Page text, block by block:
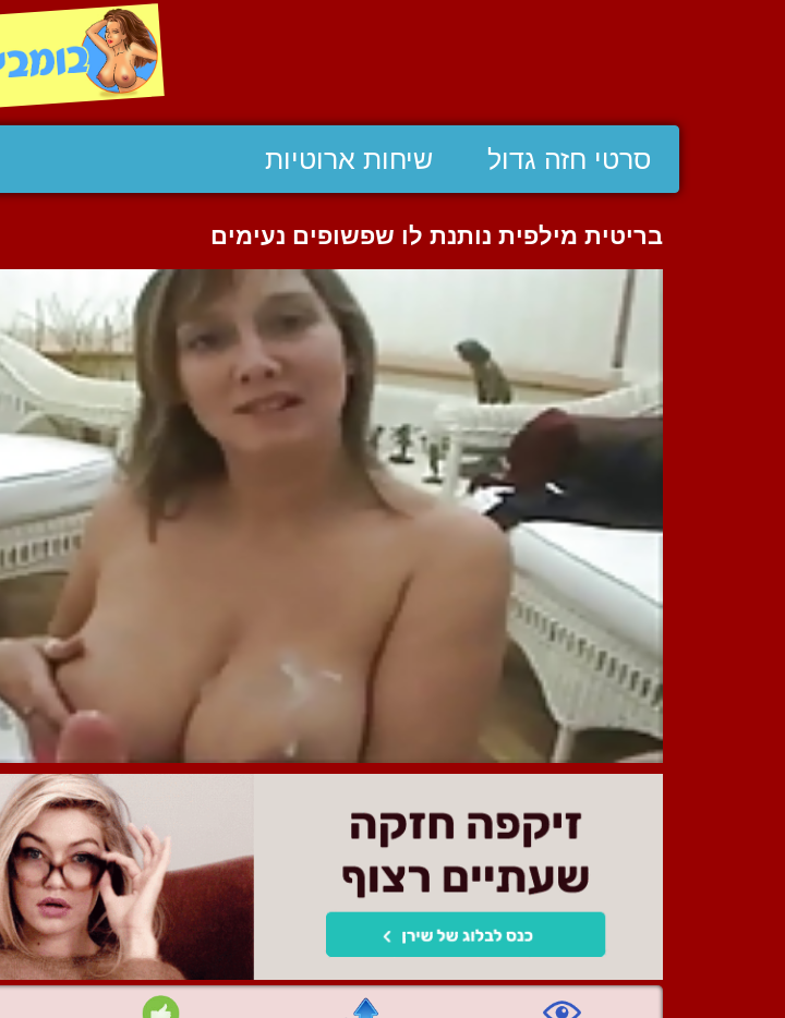
סרטי חזה גדול שיחות ארוטיות
בריטית מילפית נותנת לו שפשופים נעימים